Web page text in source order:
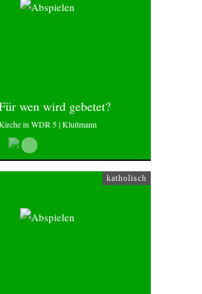
wen wird gebetet?
in WDR 5 | Kluitmann
katholisch